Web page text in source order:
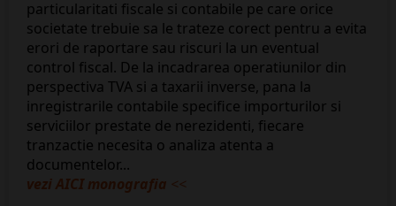
particularitati fiscale si contabile pe care orice
societate trebuie sa le trateze corect pentru a evita
erori de raportare sau riscuri la un eventual
control fiscal. De la incadrarea operatiunilor din
perspectiva TVA si a taxarii inverse, pana la
inregistrarile contabile specifice importurilor si
serviciilor prestate de nerezidenti, fiecare
tranzactie necesita o analiza atenta a
documentelor...
vezi AICI monografia <<